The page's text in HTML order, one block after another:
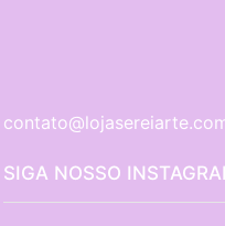
SIGA NOSSO